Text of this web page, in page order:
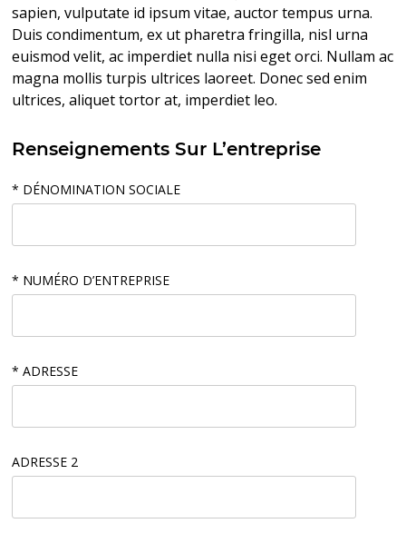
sapien, vulputate id ipsum vitae, auctor tempus urna.
Duis condimentum, ex ut pharetra fringilla, nisl urna
euismod velit, ac imperdiet nulla nisi eget orci. Nullam ac
magna mollis turpis ultrices laoreet. Donec sed enim
ultrices, aliquet tortor at, imperdiet leo.
Renseignements Sur L’entreprise
* DÉNOMINATION SOCIALE
* NUMÉRO D’ENTREPRISE
* ADRESSE
ADRESSE 2